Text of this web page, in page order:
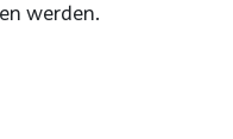
werden.